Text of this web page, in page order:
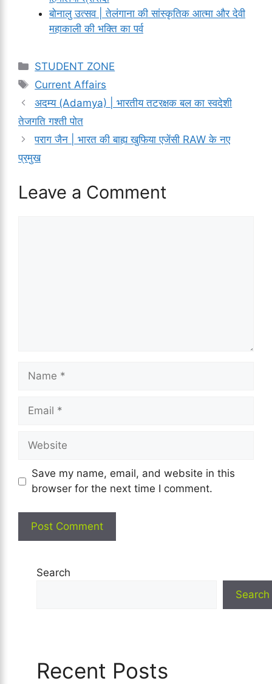
बोनालु उत्सव | तेलंगाना की सांस्कृतिक आत्मा और देवी
महाकाली की भक्ति का पर्व
Categories
STUDENT ZONE
Tags
Current Affairs
अदम्य (Adamya) | भारतीय तटरक्षक बल का स्वदेशी
तेजगति गश्ती पोत
पराग जैन | भारत की बाह्य खुफिया एजेंसी RAW के नए
प्रमुख
Leave a Comment
Name
Email
Website
Save my name, email, and website in this
browser for the next time I comment.
Search
Search
Recent Posts